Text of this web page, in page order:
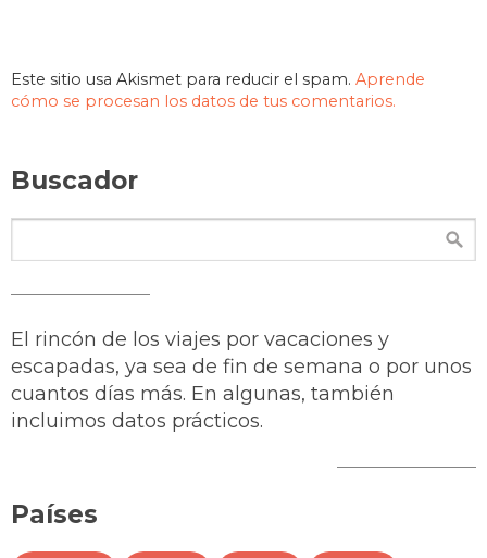
Este sitio usa Akismet para reducir el spam. Aprende
cómo se procesan los datos de tus comentarios.
Buscador
El rincón de los viajes por vacaciones y
escapadas, ya sea de fin de semana o por unos
cuantos días más. En algunas, también
incluimos datos prácticos.
Países